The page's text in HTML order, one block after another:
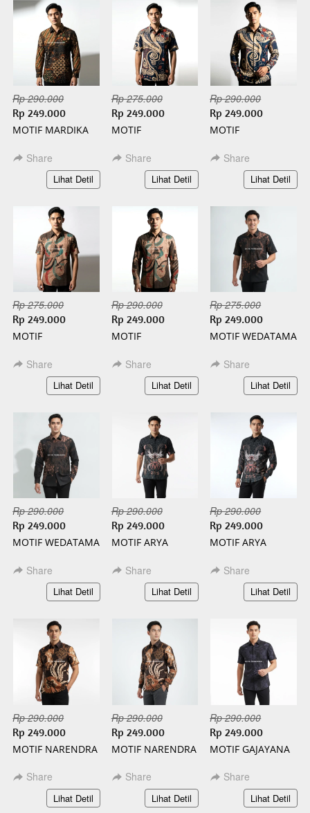
Rp 290.000
Rp 249.000
MOTIF MARDIKA
SLIMFIT
Share
`Lihat Detil
Rp 275.000
Rp 249.000
MOTIF
PENDEK BATIK
SLIMFIT
Share
`
Lihat Detil
Rp 290.000
Rp 249.000
MOTIF
PANJANG BATIK
SLIMFIT
Share
`Lihat Detil
Rp 275.000
Rp 249.000
MOTIF
PENDEK BATIK
SLIMFIT
Share
`Lihat Detil
Rp 290.000
Rp 249.000
MOTIF
PANJANG BATIK
SLIMFIT
Share
`
Lihat Detil
Rp 275.000
Rp 249.000
MOTIF WEDATAMA
SLIMFIT
Share
`Lihat Detil
Rp 290.000
Rp 249.000
MOTIF WEDATAMA
SLIMFIT
Share
`Lihat Detil
Rp 290.000
Rp 249.000
MOTIF ARYA
SLIMFIT
Share
`
Lihat Detil
Rp 290.000
Rp 249.000
MOTIF ARYA
SLIMFIT
Share
`Lihat Detil
Rp 290.000
Rp 249.000
MOTIF NARENDRA
SLIMFIT
Share
`Lihat Detil
Rp 290.000
Rp 249.000
MOTIF NARENDRA
SLIMFIT
Share
`
Lihat Detil
Rp 290.000
Rp 249.000
MOTIF GAJAYANA
SLIMFIT
Share
`Lihat Detil